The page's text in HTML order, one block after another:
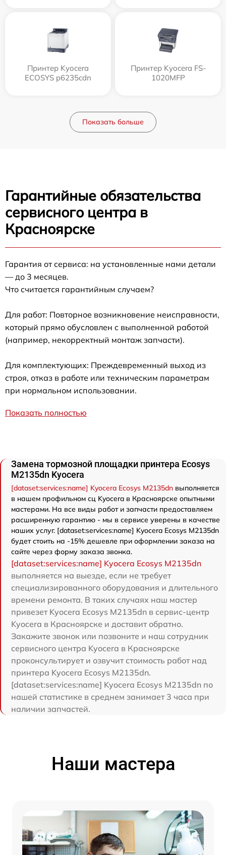
Принтер Kyocera
ECOSYS p6235cdn
Принтер Kyocera FS-
1020MFP
Показать больше
Гарантийные обязательства
сервисного центра в
Красноярске
Гарантия от сервиса: на установленные нами детали
— до 3 месяцев.
Что считается гарантийным случаем?
Для работ: Повторное возникновение неисправности,
который прямо обусловлен с выполненной работой
(например, некорректный монтаж запчасти).
Для комплектующих: Преждевременный выход из
строя, отказ в работе или техническим параметрам
при нормальном использовании.
Показать полностью
Замена тормозной площадки принтера Ecosys
M2135dn Kyocera
[dataset:services:name] Kyocera Ecosys M2135dn выполняется
в нашем профильном сц Kyocera в Красноярске опытными
мастерами. На все виды работ и запчасти предоставляем
расширенную гарантию - мы в сервисе уверены в качестве
наших услуг. [dataset:services:name] Kyocera Ecosys M2135dn
будет стоить на -15% дешевле при оформлении заказа на
сайте через форму заказа звонка.
[dataset:services:name] Kyocera Ecosys M2135dn
выполняется на выезде, если не требует
специализированного оборудования и длительного
времени ремонта. В таких случаях наш мастер
привезет Kyocera Ecosys M2135dn в сервис-центр
Kyocera в Красноярске и доставит обратно.
Закажите звонок или позвоните и наш сотрудник
сервисного центра Kyocera в Красноярске
проконсультирует и озвучит стоимость работ над
принтера Kyocera Ecosys M2135dn.
[dataset:services:name] Kyocera Ecosys M2135dn по
нашей статистике в среднем занимает 3 часа при
наличии запчастей.
Наши мастера